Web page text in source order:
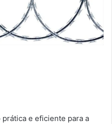
prática e eficiente para a